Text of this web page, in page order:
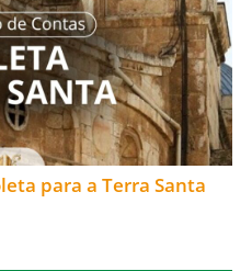
para a Terra Santa